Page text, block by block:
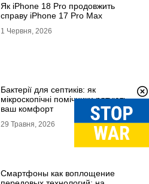
Як iPhone 18 Pro продовжить
справу iPhone 17 Pro Max
1 Червня, 2026
Бактерії для септиків: як
мікроскопічні помічники рятують
ваш комфорт
29 Травня, 2026
Смартфоны как воплощение